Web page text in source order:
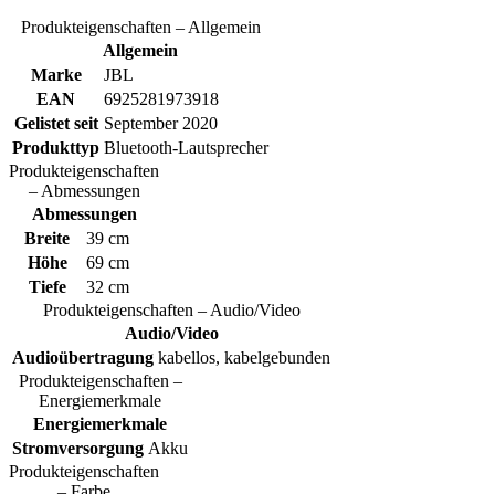
Produkteigenschaften – Allgemein
Allgemein
Marke
JBL
EAN
6925281973918
Gelistet seit September 2020
Produkttyp Bluetooth-Lautsprecher
Produkteigenschaften
– Abmessungen
Abmessungen
Breite
39 cm
Höhe
69 cm
Tiefe
32 cm
Produkteigenschaften – Audio/Video
Audio/Video
Audioübertragung kabellos, kabelgebunden
Produkteigenschaften –
Energiemerkmale
Energiemerkmale
Stromversorgung Akku
Produkteigenschaften